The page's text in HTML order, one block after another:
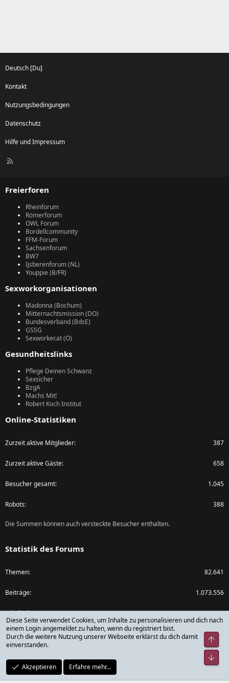
Deutsch [Du]
Kontakt
Nutzungsbedingungen
Datenschutz
Hilfe und Impressum
R
Freierforen
Rheinforum
Römerforum
OWL Forum
Bordellcommunity
FFM-Forum
Sachsenforum
BW7
Ijsberenforum (NL)
Youppie (B/FR)
Sexworkorganisationen
Madonna (Bochum)
Mitternachtsmission (DO)
Bundesverband (BdsE)
GSSG
Sexworker.at (Ö)
Gesundheitslinks
Pflege Deinen Schwanz
Sexsicher
BzgA
Machs Mit!
Robert Koch Institut
Online-Statistiken
Zurzeit aktive Mitglieder 387
Zurzeit aktive Gäste 658
Besucher gesamt 1.045
Robots 388
Die Summen können auch versteckte Besucher enthalten.
Statistik des Forums
Themen 82.641
Beiträge 1.073.556
Mitglieder 79.782
Neuestes Mitglied rickdick
Community platform by XenForo® © 2010-2024 XenForo Ltd.
Diese Seite verwendet Cookies, um Inhalte zu personalisieren und dich nach
einem Login angemeldet zu halten, wenn du registriert bist.
Durch die weitere Nutzung unserer Webseite erklärst du dich damit
einverstanden.
Akzeptieren Erfahre mehr…